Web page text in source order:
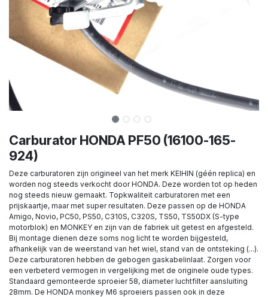
Carburator HONDA PF50 (16100-165-
924)
Deze carburatoren zijn origineel van het merk KEIHIN (géén replica) en
worden nog steeds verkocht door HONDA. Deze worden tot op heden
nog steeds nieuw gemaakt. Topkwaliteit carburatoren met een
prijskaartje, maar met super resultaten. Deze passen op de HONDA
Amigo, Novio, PC50, PS50, C310S, C320S, TS50, TS50DX (S-type
motorblok) en MONKEY en zijn van de fabriek uit getest en afgesteld.
Bij montage dienen deze soms nog licht te worden bijgesteld,
afhankelijk van de weerstand van het wiel, stand van de ontsteking (...).
Deze carburatoren hebben de gebogen gaskabelinlaat. Zorgen voor
een verbeterd vermogen in vergelijking met de originele oude types.
Standaard gemonteerde sproeier 58, diameter luchtfilter aansluiting
28mm. De HONDA monkey M6 sproeiers passen ook in deze